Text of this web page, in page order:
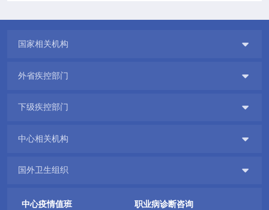
国家相关机构 
外省疾控部门 
下级疾控部门 
中心相关机构 
国外卫生组织 
中心疫情值班 职业病诊断咨询